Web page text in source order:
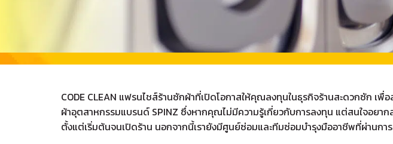
CODE CLEAN แฟรนไชส์ร้านซักผ้าที่เปิดโอกาสให้คุณลงทุนในธุรกิจร้านสะดวกซัก เพื่
ผ้าอุตสาหกรรมแบรนด์ SPINZ ซึ่งหากคุณไม่มีความรู้เกี่ยวกับการลงทุน แต่สนใจอยาก
ตั้งแต่เริ่มต้นจนเปิดร้าน นอกจากนี้เรายังมีศูนย์ซ่อมและทีมซ่อมบำรุงมืออาชีพที่ผ่านก